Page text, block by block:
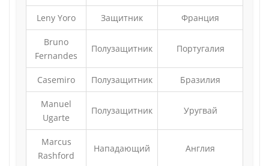
Leny Yoro Защитник Франция
Bruno
Fernandes
Полузащитник Португалия
Casemiro Полузащитник Бразилия
Manuel
Ugarte
Полузащитник Уругвай
Marcus
Rashford
Нападающий Англия